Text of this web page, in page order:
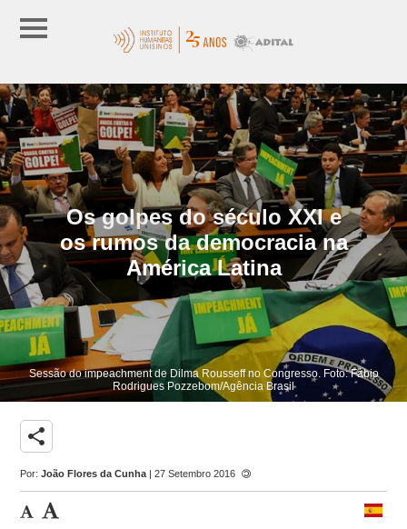
Os golpes do século XXI e
os rumos da democracia na
América Latina
Sessão do impeachment de Dilma Rousseff no Congresso. Foto: Fábio
Rodrigues Pozzebom/Agência Brasil
share
Por:João Flores da Cunha | 27 Setembro 2016